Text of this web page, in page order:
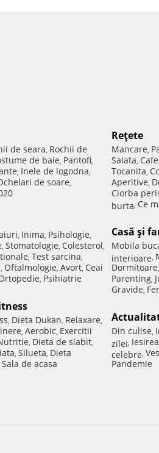
de seara, Rochii de
de baie, Pantofi,
, Inele de logodna,
de soare,
, Inima, Psihologie,
, Stomatologie, Colesterol,
, Test sarcina,
, Oftalmologie, Avort, Ceai
, Psihiatrie
, Dieta Dukan, Relaxare,
, Aerobic, Exercitii
, Dieta de slabit,
, Silueta, Dieta
Sala de acasa
Reţete
Mancare,
Salata,
Tocanita,
Aperitive,
Ciorba
burta, Ce
Casă şi
Mobila
interioare,
Dormitoare,
Parenting,
Gravide,
Din culise,
zilei,
celebre,
Pandemie